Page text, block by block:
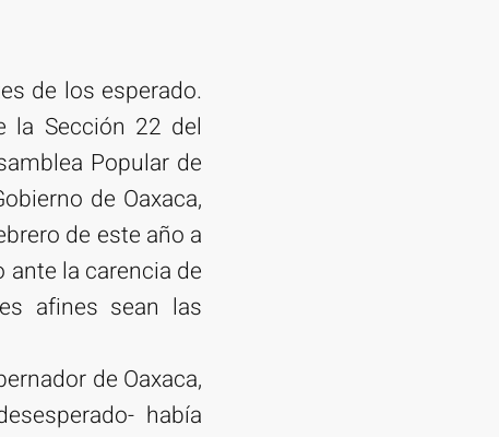
de los esperado.
la Sección 22 del
Popular de
de Oaxaca,
de este año a
la carencia de
afines sean las
de Oaxaca,
había